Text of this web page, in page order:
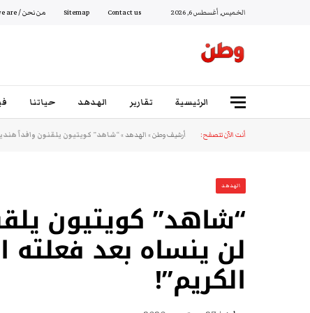
الخميس, أغسطس 6, 2026 Contact us
Sitemap من نحن / Who we are
الرئيسية تقارير الهدهد حياتنا
أنت الآن تتصفح: أرشيف وطن»الهدهد»“شاهد” كويتيون يلقنون وافداً
الهدهد
“شاهد” كويتيون
لن ينساه بعد فعلته
الكريم”!